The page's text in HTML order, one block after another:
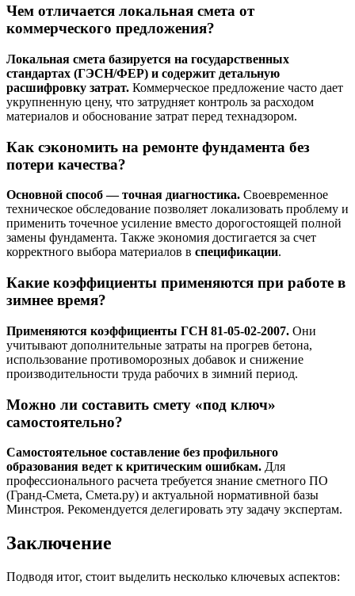
Чем отличается локальная смета от
коммерческого предложения?
Локальная смета базируется на государственных
стандартах (ГЭСН/ФЕР) и содержит детальную
расшифровку затрат. Коммерческое предложение часто дает
укрупненную цену, что затрудняет контроль за расходом
материалов и обоснование затрат перед технадзором.
Как сэкономить на ремонте фундамента без
потери качества?
Основной способ — точная диагностика. Своевременное
техническое обследование позволяет локализовать проблему и
применить точечное усиление вместо дорогостоящей полной
замены фундамента. Также экономия достигается за счет
корректного выбора материалов в спецификации.
Какие коэффициенты применяются при работе в
зимнее время?
Применяются коэффициенты ГСН 81-05-02-2007. Они
учитывают дополнительные затраты на прогрев бетона,
использование противоморозных добавок и снижение
производительности труда рабочих в зимний период.
Можно ли составить смету «под ключ»
самостоятельно?
Самостоятельное составление без профильного
образования ведет к критическим ошибкам. Для
профессионального расчета требуется знание сметного ПО
(Гранд-Смета, Смета.ру) и актуальной нормативной базы
Минстроя. Рекомендуется делегировать эту задачу экспертам.
Заключение
Подводя итог, стоит выделить несколько ключевых аспектов: